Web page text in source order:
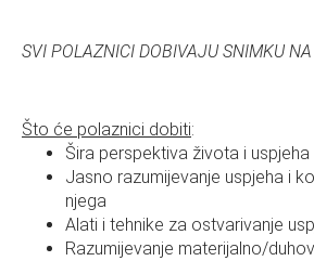
SVI POLAZNICI DOBIVAJU SNIMKU
Što će polaznici dobiti:
Šira perspektiva života i uspjeha
Jasno razumijevanje uspjeha i
njega
Alati i tehnike za ostvarivanje
Razumijevanje materijalno/